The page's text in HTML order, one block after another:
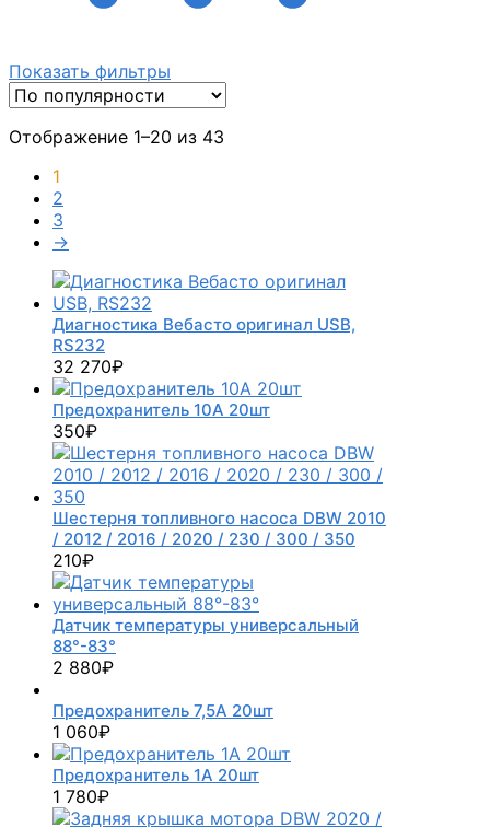
Показать фильтры
Отображение 1–20 из 43
1
2
3
→
Диагностика Вебасто оригинал USB,
RS232
32 270₽
Предохранитель 10А 20шт
350₽
Шестерня топливного насоса DBW 2010
/ 2012 / 2016 / 2020 / 230 / 300 / 350
210₽
Датчик температуры универсальный
88°-83°
2 880₽
Предохранитель 7,5А 20шт
1 060₽
Предохранитель 1А 20шт
1 780₽